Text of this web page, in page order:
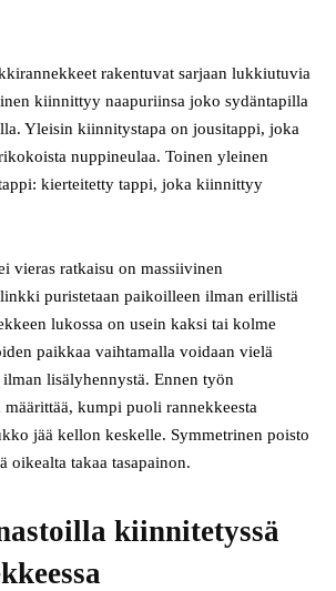
rakentuvat sarjaan lukkiutuvia
kiinnittyy naapuriinsa joko sydän­tapilla
Yleisin kiinnitystapa on jousitappi, joka
nuppineulaa. Toinen yleinen
kierteitetty tappi, joka kiinnittyy
vieras ratkaisu on massiivinen
puristetaan paikoilleen ilman erillistä
lukossa on usein kaksi tai kolme
paikkaa vaihtamalla voidaan vielä
lisälyhennystä. Ennen työn
kumpi puoli rannekkeesta
jää kellon keskelle. Symmetrinen poisto
oikealta takaa tasapainon.
kiinnitetyssä